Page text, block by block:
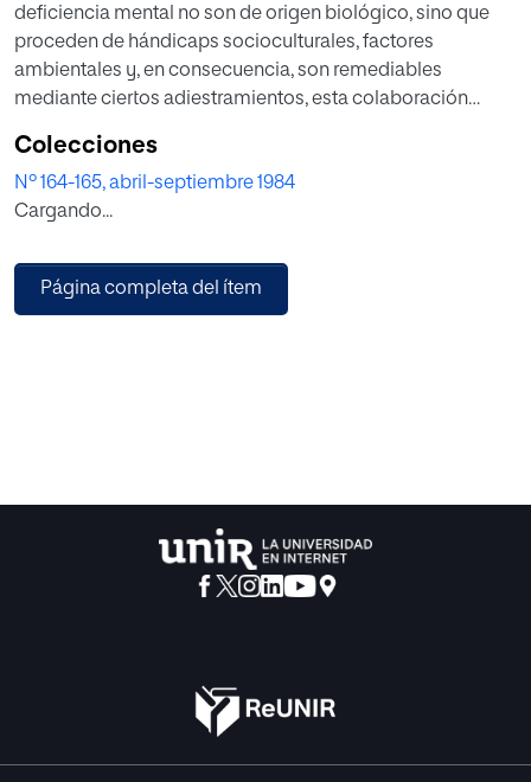
deficiencia mental no son de origen biológico, sino que
proceden de hándicaps socioculturales, factores
ambientales y, en consecuencia, son remediables
mediante ciertos adiestramientos, esta colaboración
basados en cuatro tipos de programas psicosociales:
estimulación precoz, programas de desarrollo del
pensamiento, enriquecimiento instrumental y proyecto de
escala y con éxito mediante el concurso de ciertas
técnicas de modificación de conducta en la consecución
Colecciones
Nº 164-165, abril-septiembre 1984
Cargando...
Página completa del ítem